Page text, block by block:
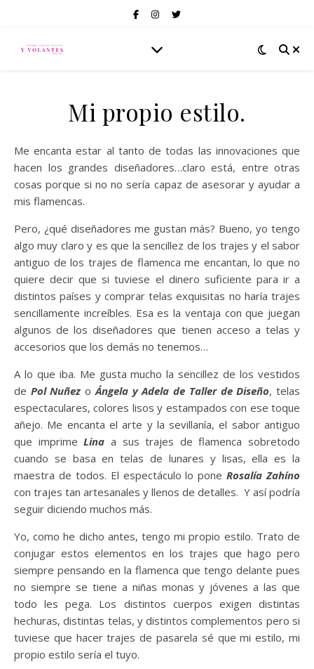
Mi propio estilo.
Me encanta estar al tanto de todas las innovaciones que
hacen los grandes diseñadores…claro está, entre otras
cosas porque si no no sería capaz de asesorar y ayudar a
mis flamencas.
Pero, ¿qué diseñadores me gustan más? Bueno, yo tengo
algo muy claro y es que la sencillez de los trajes y el sabor
antiguo de los trajes de flamenca me encantan, lo que no
quiere decir que si tuviese el dinero suficiente para ir a
distintos países y comprar telas exquisitas no haría trajes
sencillamente increíbles. Esa es la ventaja con que juegan
algunos de los diseñadores que tienen acceso a telas y
accesorios que los demás no tenemos…
A lo que iba. Me gusta mucho la sencillez de los vestidos
de Pol Nuñezo Ángela y Adela de Taller de Diseño, telas
espectaculares, colores lisos y estampados con ese toque
añejo. Me encanta el arte y la sevillanía, el sabor antiguo
que imprimeLina a sus trajes de flamenca sobretodo
cuando se basa en telas de lunares y lisas, ella es la
maestra de todos. El espectáculo lo poneRosalía Zahíno
con trajes tan artesanales y llenos de detalles. Y así podría
seguir diciendo muchos más.
Yo, como he dicho antes, tengo mi propio estilo. Trato de
conjugar estos elementos en los trajes que hago pero
siempre pensando en la flamenca que tengo delante pues
no siempre se tiene a niñas monas y jóvenes a las que
todo les pega. Los distintos cuerpos exigen distintas
hechuras, distintas telas, y distintos complementos pero si
tuviese que hacer trajes de pasarela sé que mi estilo, mi
propio estilo sería el tuyo.